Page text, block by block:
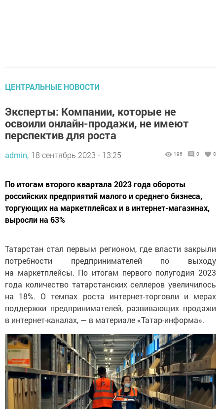
ЦЕНТРАЛЬНЫЕ НОВОСТИ
Эксперты: Компании, которые не
освоили онлайн-продажи, не имеют
перспектив для роста
admin, 18 сентябрь 2023 - 13:25 196 0 0
По итогам второго квартала 2023 года обороты
российских предприятий малого и среднего бизнеса,
торгующих на маркетплейсах и в интернет-магазинах,
выросли на 63%
Татарстан стал первым регионом, где власти закрыли
потребности предпринимателей по выходу
на маркетплейсы. По итогам первого полугодия 2023
года количество татарстанских селлеров увеличилось
на 18%. О темпах роста интернет-торговли и мерах
поддержки предпринимателей, развивающих продажи
в интернет-каналах, — в материале «Татар-информа».